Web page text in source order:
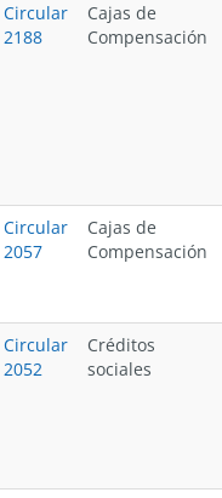
Circular
2188
Cajas de
Compensación
Circular
2057
Cajas de
Compensación
Circular
2052
Créditos
sociales